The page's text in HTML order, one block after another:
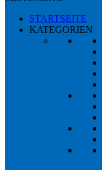
STARTSEITE
KATEGORIEN